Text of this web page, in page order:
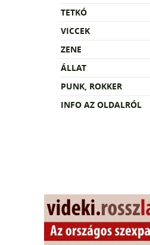
TETKÓ
VICCEK
ZENE
ÁLLAT
PUNK, ROKKER
INFO AZ OLDALRÓL